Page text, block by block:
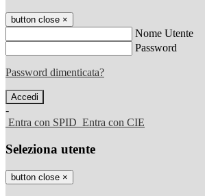
button close ×
Nome Utente
Password
Password dimenticata?
-
Entra con SPID Entra con CIE
Seleziona utente
button close ×